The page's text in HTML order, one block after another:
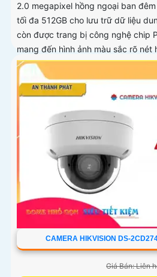
2.0 megapixel hồng ngoại ban
tối đa 512GB cho lưu trữ dữ liệu
còn được trang bị công nghệ chip
mang đến hình ảnh màu sắc rõ nét
năng quan sát Full Color trong
đêm giúp camera có màu rõ nét
CAMERA HIKVISION DS-
Giá Bán: Liên